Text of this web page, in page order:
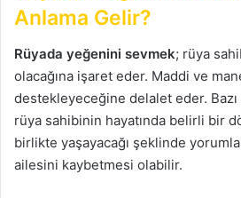
Anlama Gelir?
Rüyada yeğenini sevmek; rüya
olacağına işaret eder. Maddi ve
destekleyeceğine delalet eder.
rüya sahibinin hayatında belirli bir
birlikte yaşayacağı şeklinde
ailesini kaybetmesi olabilir.